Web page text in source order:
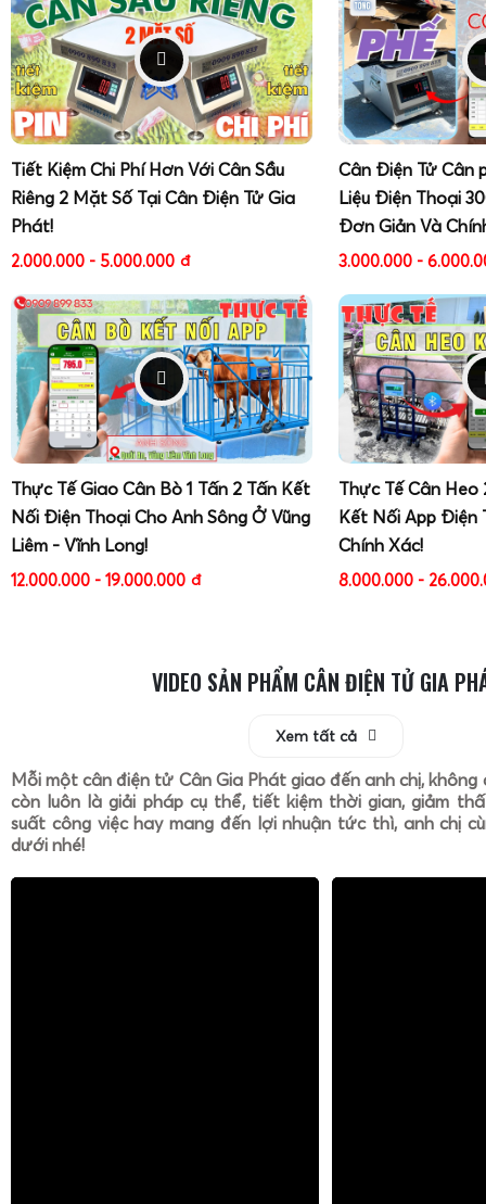
Tiết Kiệm Chi Phí Hơn Với Cân Sầu
Riêng 2 Mặt Số Tại Cân Điện Tử Gia
Phát!
2.000.000 - 5.000.000 đ
Cân Điện Tử Cân
Liệu Điện Thoại
Đơn Giản Và
3.000.000 -
Thực Tế Giao Cân Bò 1 Tấn 2 Tấn Kết
Nối Điện Thoại Cho Anh Sông Ở Vũng
Liêm - Vĩnh Long!
12.000.000 - 19.000.000 đ
Thực Tế Cân
Kết Nối App Điện
Chính Xác!
8.000.000 -
VIDEO SẢN PHẨM CÂN ĐIỆN TỬ GIA
Xem tất cả
Mỗi một cân điện tử Cân Gia Phát giao đến anh chị, không
còn luôn là giải pháp cụ thể, tiết kiệm thời gian, giảm
suất công việc hay mang đến lợi nhuận tức thì, anh chị
dưới nhé!